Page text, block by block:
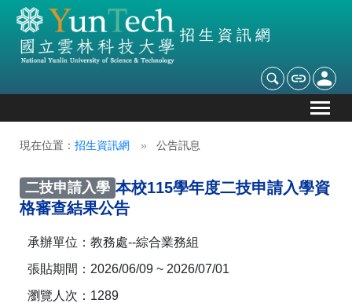
招生資訊網
現在位置： 招生資訊網 公告訊息
二技申請入學 本校115學年度二技申請入學資
格審查結果公告
承辦單位： 教務處--綜合業務組
張貼期間： 2026/06/09 ~ 2026/07/01
瀏覽人次： 1289